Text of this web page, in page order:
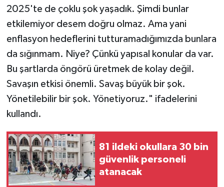
2025'te de çoklu şok yaşadık. Şimdi bunlar
etkilemiyor desem doğru olmaz. Ama yani
enflasyon hedeflerini tutturamadığımızda bunlara
da sığınmam. Niye? Çünkü yapısal konular da var.
Bu şartlarda öngörü üretmek de kolay değil.
Savaşın etkisi önemli. Savaş büyük bir şok.
Yönetilebilir bir şok. Yönetiyoruz." ifadelerini
kullandı.
81 ildeki okullara 30 bin
güvenlik personeli
atanacak